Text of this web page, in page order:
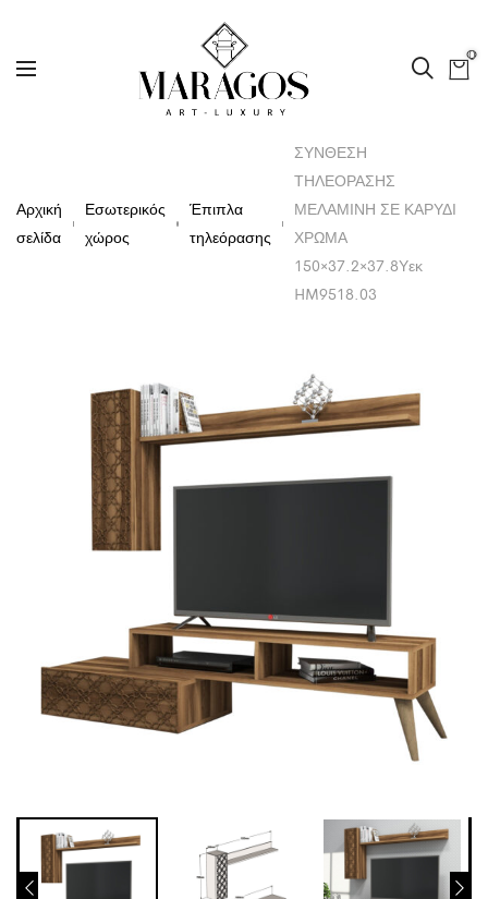
0
Αρχική
σελίδα
Εσωτερικός
χώρος
Έπιπλα
τηλεόρασης
ΣΥΝΘΕΣΗ
ΤΗΛΕΟΡΑΣΗΣ
ΜΕΛΑΜΙΝΗ ΣΕ ΚΑΡΥΔΙ
ΧΡΩΜΑ
150×37.2×37.8Υεκ
HM9518.03